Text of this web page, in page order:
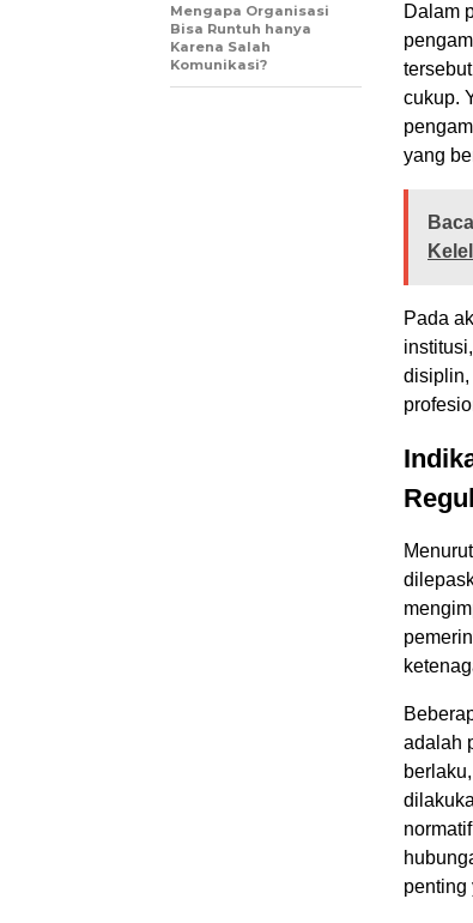
Dalam
cukup.
yang
Pada
disiplin,
adalah
penting
Mengapa Organisasi
Bisa Runtuh hanya
Karena Salah
Komunikasi?